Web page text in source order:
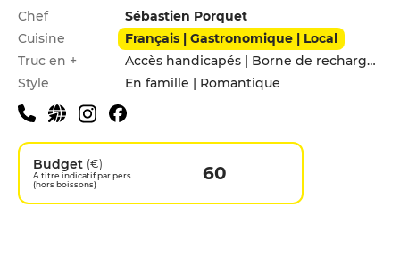
Infos pratiques
Chef
Sébastien Porquet
Cuisine
Français | Gastronomique | Local
Truc en +
Accès handicapés | Borne de recharge électrique | Démarche éco-responsable | Hébergement | Jardin | Parking privé
Style
En famille | Romantique
Budget (€)
A titre indicatif par pers.
(hors boissons)
60